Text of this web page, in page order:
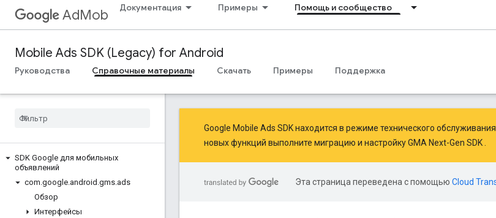
AdMob Документация Примеры Помощь и сообщество
Mobile Ads SDK (Legacy) for Android
Руководства Справочные материалы Скачать Примеры Поддержка
SDK Google для мобильных
объявлений
com.google.android .gms.ads
Обзор
Интерфейсы
Google Mobile Ads SDK находится в режиме технического
новых функций выполните миграцию и настройку GMA Next-Gen SDK
Эта страница переведена с помощью Cloud